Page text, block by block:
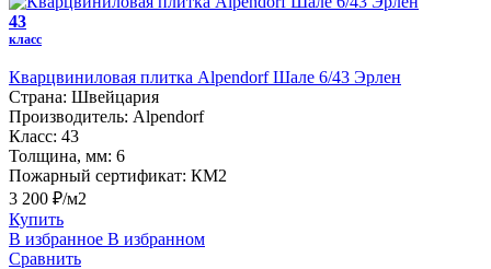
43
класс
Кварцвиниловая плитка Alpendorf Шале 6/43 Эрлен
Страна: Швейцария
Производитель: Alpendorf
Класс: 43
Толщина, мм: 6
Пожарный сертификат: КМ2
3 200 ₽/м2
Купить
В избранное В избранном
Сравнить